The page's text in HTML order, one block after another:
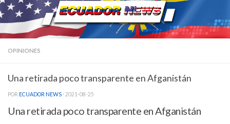
OPINIONES
Una retirada poco transparente en Afganistán
POR ECUADOR NEWS · 2021-08-25
Una retirada poco transparente en Afganistán